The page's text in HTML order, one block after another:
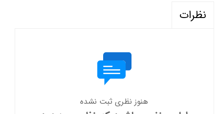
نظرات
هنوز نظری ثبت نشده